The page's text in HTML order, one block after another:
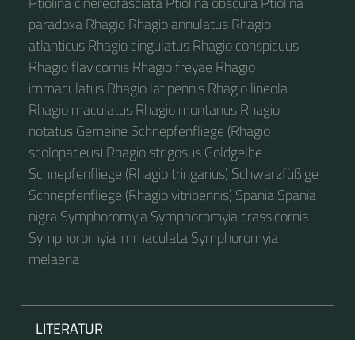
paradoxa Rhagio Rhagio annulatus Rhagio
atlanticus Rhagio cingulatus Rhagio conspicuus
Rhagio flavicornis Rhagio freyae Rhagio
immaculatus Rhagio latipennis Rhagio lineola
Rhagio maculatus Rhagio montanus Rhagio
notatus Gemeine Schnepfenfliege (Rhagio
scolopaceus) Rhagio strigosus Goldgelbe
Schnepfenfliege (Rhagio tringarius) Schwarzfüßige
Schnepfenfliege (Rhagio vitripennis) Spania Spania
nigra Symphoromyia Symphoromyia crassicornis
Symphoromyia immaculata Symphoromyia
melaena
LITERATUR